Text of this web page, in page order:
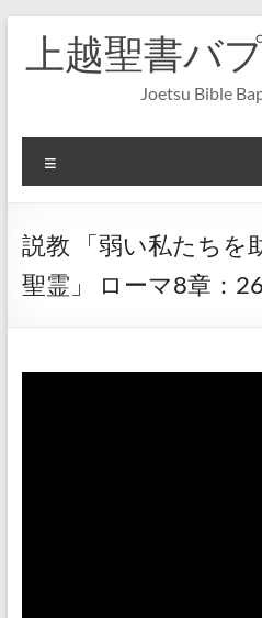
へ
上越聖書バ
Joetsu Bible
ニ
ー
説教 「弱い私たちを
聖霊」 ローマ8章：